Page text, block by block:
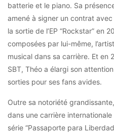
batterie et le piano. Sa
amené à signer un contrat
la sortie de l’EP “Rockstar” en
composées par lui-même,
musical dans sa carrière. Et en
SBT, Théo a élargi son
sorties pour ses fans avides.
Outre sa notoriété
dans une carrière
série “Passaporte para